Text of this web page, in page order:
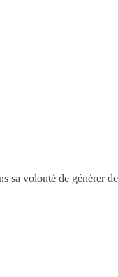
sa volonté de générer de